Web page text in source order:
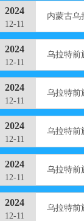
2024
12-11
内蒙古乌
2024
12-11
乌拉特前
2024
12-11
乌拉特前
2024
12-11
乌拉特前
2024
12-11
乌拉特前
2024
12-11
乌拉特前